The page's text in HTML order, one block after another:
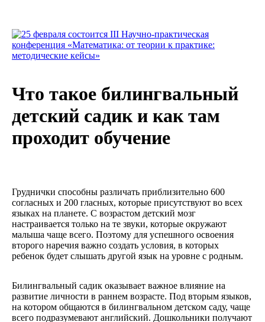
Что такое билингвальный
детский садик и как там
проходит обучение
Груднички способны различать приблизительно 600
согласных и 200 гласных, которые присутствуют во всех
языках на планете. С возрастом детский мозг
настраивается только на те звуки, которые окружают
малыша чаще всего. Поэтому для успешного освоения
второго наречия важно создать условия, в которых
ребенок будет слышать другой язык на уровне с родным.
Билингвальный садик оказывает важное влияние на
развитие личности в раннем возрасте. Под вторым языков,
на котором общаются в билингвальном детском саду, чаще
всего подразумевают английский. Дошкольники получают